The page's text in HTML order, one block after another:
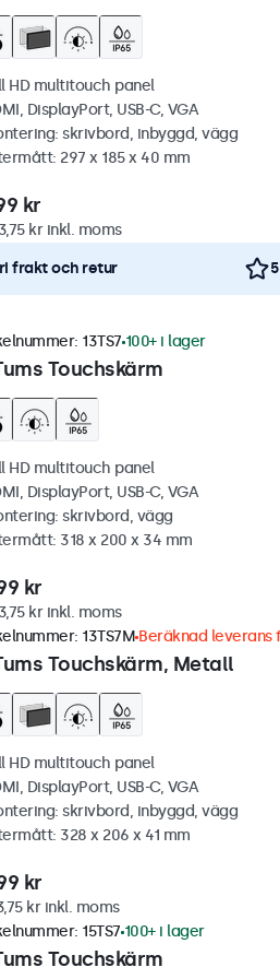
HD multitouch panel
DisplayPort, USB-C, VGA
skrivbord, inbyggd, vägg
297 x 185 x 40 mm
kr
kr inkl. moms
frakt och retur
Touchskärm
13TS7 100+ i lager
HD multitouch panel
DisplayPort, USB-C, VGA
skrivbord, vägg
318 x 200 x 34 mm
kr
kr inkl. moms
Touchskärm, Metall
13TS7M Beräknad leverans
HD multitouch panel
DisplayPort, USB-C, VGA
skrivbord, inbyggd, vägg
328 x 206 x 41 mm
kr
kr inkl. moms
Touchskärm
15TS7 100+ i lager